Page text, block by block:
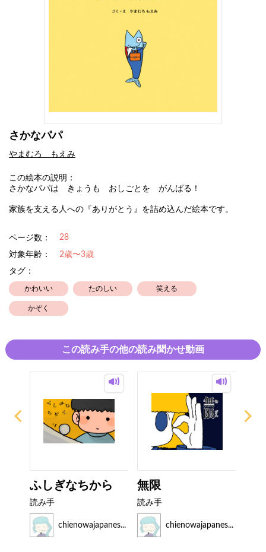
さかなパパ
やまむろ もえみ
この絵本の説明：
さかなパパは きょうも おしごとを がんばる！
家族を支える人への『ありがとう』を詰め込んだ絵本です。
ページ数： 28
対象年齢：
2歳〜3歳
タグ：
かわいい たのしい 笑える
かぞく
この読み手の他の読み聞かせ動画
ふしぎなちから
読み手
chienowajapanes...
無限
読み手
chienowajapanes...